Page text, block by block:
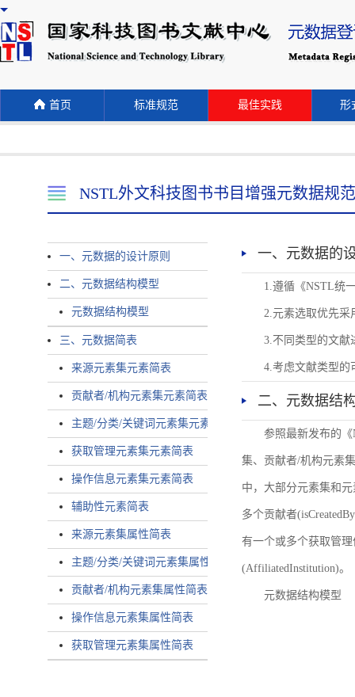
首页 标准规范 最佳实践 形
NSTL外文科技图书书目增强元数据规范
一、元数据的设计原则
二、元数据结构模型
元数据结构模型
三、元数据简表
来源元素集元素简表
贡献者/机构元素集元素简表
主题/分类/关键词元素集元素简表
获取管理元素集元素简表
操作信息元素集元素简表
辅助性元素简表
来源元素集属性简表
主题/分类/关键词元素集属性简表
贡献者/机构元素集属性简表
操作信息元素集属性简表
获取管理元素集属性简表
一、元数据的
1.遵循《NSTL统
2.元素选取优先采
3.不同类型的文献
4.考虑文献类型的
二、元数据结
参照最新发布的
集、贡献者/机构元素
中，大部分元素集和
多个贡献者
有一个或多个获取管理
(AffiliatedInstitution)。
元数据结构模型